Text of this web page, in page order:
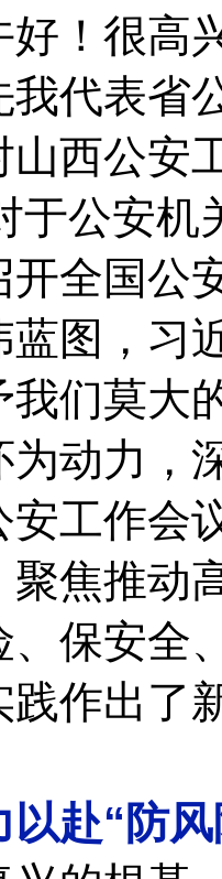
好！很高
我代表省
山西公安
于公安机
开全国公
蓝图，习
我们莫大
为动力，
安工作会
聚焦推动
、保安全
践作出了
以赴“防